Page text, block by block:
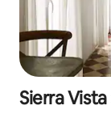
Sierra